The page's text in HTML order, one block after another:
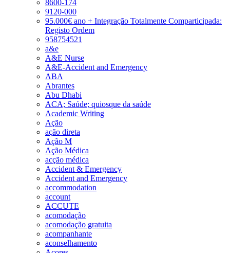
8600-174
9120-000
95.000€ ano + Integração Totalmente Comparticipada:
Registo Ordem
958754521
a&e
A&E Nurse
A&E-Accident and Emergency
ABA
Abrantes
Abu Dhabi
ACA; Saúde; quiosque da saúde
Academic Writing
Ação
ação direta
Ação M
Ação Médica
acção médica
Accident & Emergency
Accident and Emergency
accommodation
account
ACCUTE
acomodação
acomodação gratuita
acompanhante
aconselhamento